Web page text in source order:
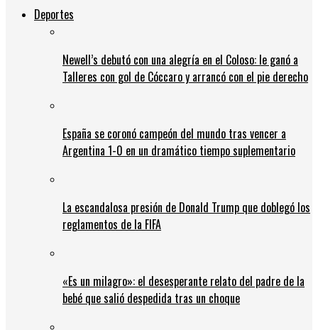
Deportes
Newell’s debutó con una alegría en el Coloso: le ganó a
Talleres con gol de Cóccaro y arrancó con el pie derecho
España se coronó campeón del mundo tras vencer a
Argentina 1-0 en un dramático tiempo suplementario
La escandalosa presión de Donald Trump que doblegó los
reglamentos de la FIFA
«Es un milagro»: el desesperante relato del padre de la
bebé que salió despedida tras un choque